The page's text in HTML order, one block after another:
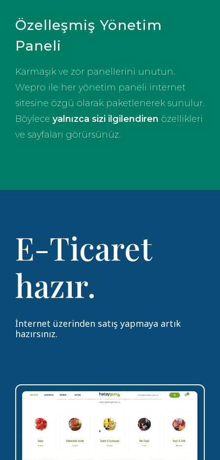
Özelleşmiş Yönetim
Paneli
Karmaşık ve zor panellerini unutun.
Wepro ile her yönetim paneli internet
sitesine özgü olarak paketlenerek sunulur.
Böyleceyalnızca sizi ilgilendiren özellikleri
ve sayfaları görürsünüz.
E-Ticaret
hazır.
İnternet üzerinden satış yapmaya artık
hazırsınız.